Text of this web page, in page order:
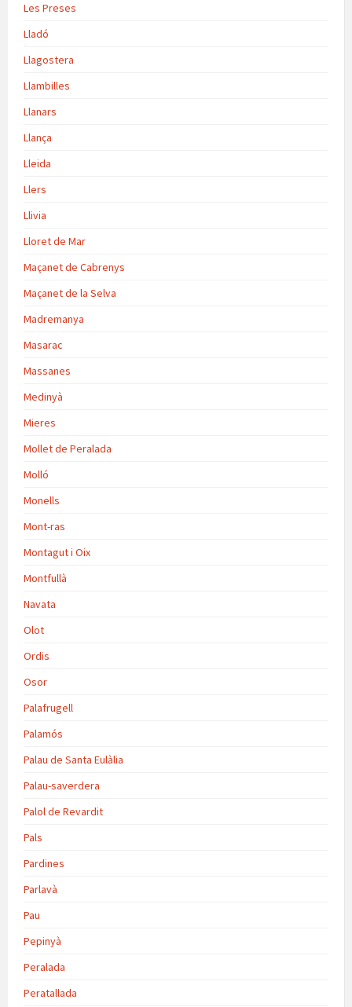
Les Preses
Lladó
Llagostera
Llambilles
Llanars
Llança
Lleida
Llers
Llivia
Lloret de Mar
Maçanet de Cabrenys
Maçanet de la Selva
Madremanya
Masarac
Massanes
Medinyà
Mieres
Mollet de Peralada
Molló
Monells
Mont-ras
Montagut i Oix
Montfullà
Navata
Olot
Ordis
Osor
Palafrugell
Palamós
Palau de Santa Eulàlia
Palau-saverdera
Palol de Revardit
Pals
Pardines
Parlavà
Pau
Pepinyà
Peralada
Peratallada